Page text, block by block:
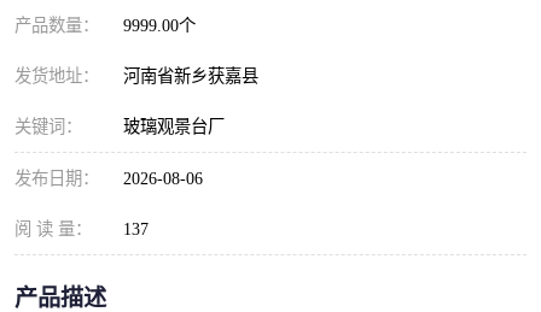
产品数量： 9999.00个
发货地址： 河南省新乡获嘉县
关键词： 玻璃观景台厂
发布日期： 2026-08-06
阅 读 量： 137
产品描述